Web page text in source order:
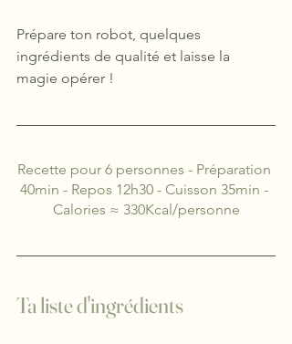
Prépare ton robot, quelques
ingrédients de qualité et laisse la
magie opérer !
Recette pour 6 personnes - Préparation
40min - Repos 12h30 - Cuisson 35min -
Calories ≈ 330Kcal/personne
Ta liste d'ingrédients